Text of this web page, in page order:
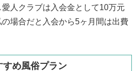
人クラブは入会金として10万元
場合だと入会から5ヶ月間は出費
め風俗プラン